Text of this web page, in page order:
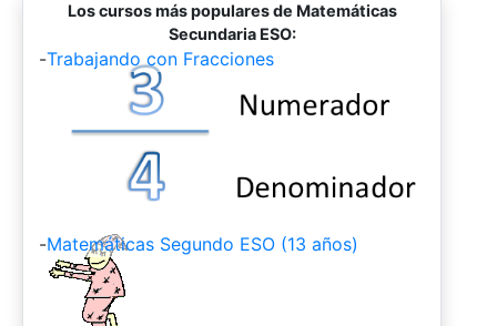
Los cursos más populares de Matemáticas
Secundaria ESO:
-Trabajando con Fracciones
-Matemáticas Segundo ESO (13 años)